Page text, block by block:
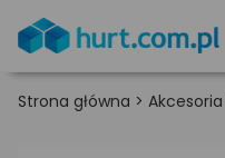
Strona główna >